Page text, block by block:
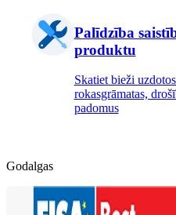
Palīdzība
produktu
Skatiet bieži
rokasgrāmatas,
padomus
Godalgas